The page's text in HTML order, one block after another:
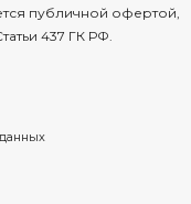
публичной офертой,
437 ГК РФ.